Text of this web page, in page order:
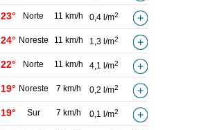
23° Norte 11 km/h 0,4 l/m2
24° Noreste 11 km/h 1,3 l/m2
22° Norte 11 km/h 4,1 l/m2
19° Noreste 7 km/h 0,2 l/m2
19° Sur 7 km/h 0,1 l/m2